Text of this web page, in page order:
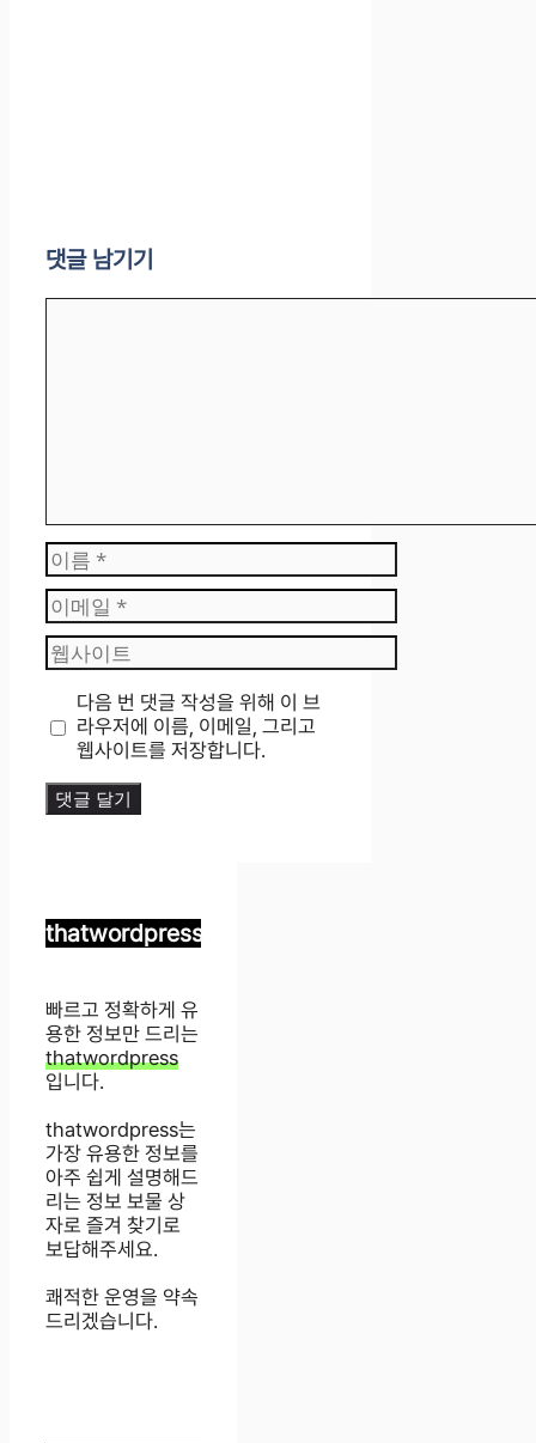
댓글 남기기
이
름
이
메
일
웹
사
트
다음 번 댓글 작성을 위해 이 브
라우저에 이름, 이메일, 그리고
웹사이트를 저장합니다.
thatwordpress
빠르고 정확하게 유
용한 정보만 드리는
thatwordpress
입니다.
thatwordpress는
가장 유용한 정보를
아주 쉽게 설명해드
리는 정보 보물 상
자로 즐겨 찾기로
보답해주세요.
쾌적한 운영을 약속
드리겠습니다.